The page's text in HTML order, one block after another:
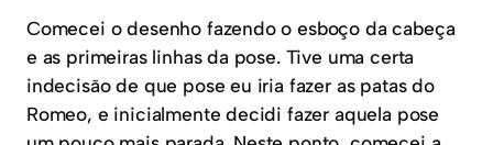
Comecei o desenho fazendo o esboço da cabeça
e as primeiras linhas da pose. Tive uma certa
indecisão de que pose eu iria fazer as patas do
Romeo, e inicialmente decidi fazer aquela pose